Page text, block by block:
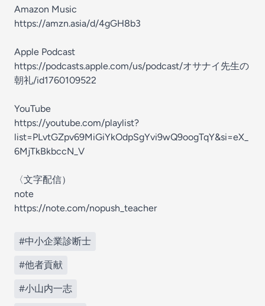
Amazon Music
https://amzn.asia/d/4gGH8b3
Apple Podcast
https://podcasts.apple.com/us/podcast/オサナイ先生の
朝礼/id1760109522
YouTube
https://youtube.com/playlist?
list=PLvtGZpv69MiGiYkOdpSgYvi9wQ9oogTqY&si=eX_
6MjTkBkbccN_V
〈文字配信）
note
https://note.com/nopush_teacher
#中小企業診断士
#他者貢献
#小山内一志